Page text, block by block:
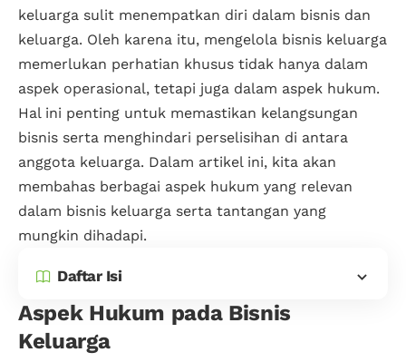
keluarga sulit menempatkan diri dalam bisnis dan
keluarga. Oleh karena itu, mengelola bisnis keluarga
memerlukan perhatian khusus tidak hanya dalam
aspek operasional, tetapi juga dalam aspek hukum.
Hal ini penting untuk memastikan kelangsungan
bisnis serta menghindari perselisihan di antara
anggota keluarga. Dalam artikel ini, kita akan
membahas berbagai aspek hukum yang relevan
dalam bisnis keluarga serta tantangan yang
mungkin dihadapi.
Daftar Isi
Aspek Hukum pada Bisnis
Keluarga